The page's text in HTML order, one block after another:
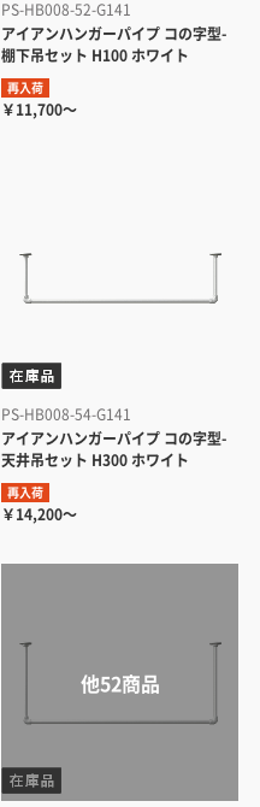
PS-HB008-52-G141
アイアンハンガーパイプ コの字型-
棚下吊セット H100 ホワイト
再入荷
￥11,700～
PS-HB008-54-G141
アイアンハンガーパイプ コの字型-
天井吊セット H300 ホワイト
再入荷
￥14,200～